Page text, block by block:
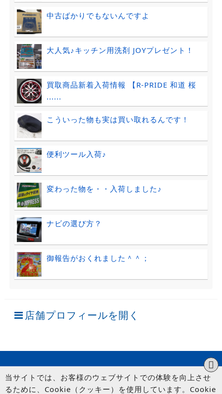
中古ばかりでもないんですよ
大人気♪キッチン用洗剤 JOYプレゼント！
買取商品新着入荷情報 【R-PRIDE 和道 桜
......
こういった物も実は買い取れるんです！
便利ツール入荷♪
変わった物を・・入荷しました♪
ナビの選び方？
御報告がおくれました＾＾；
店舗プロフィールを開く
当サイトでは、お客様のウェブサイトでの体験を向上させ
るために、Cookie（クッキー）を使用しています。Cookie